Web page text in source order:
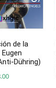
de la
Dühring)
Price